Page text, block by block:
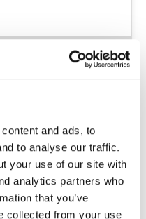
and ads, to
to analyse our traffic.
your use of our site with
analytics partners who
that you’ve
collected from your use